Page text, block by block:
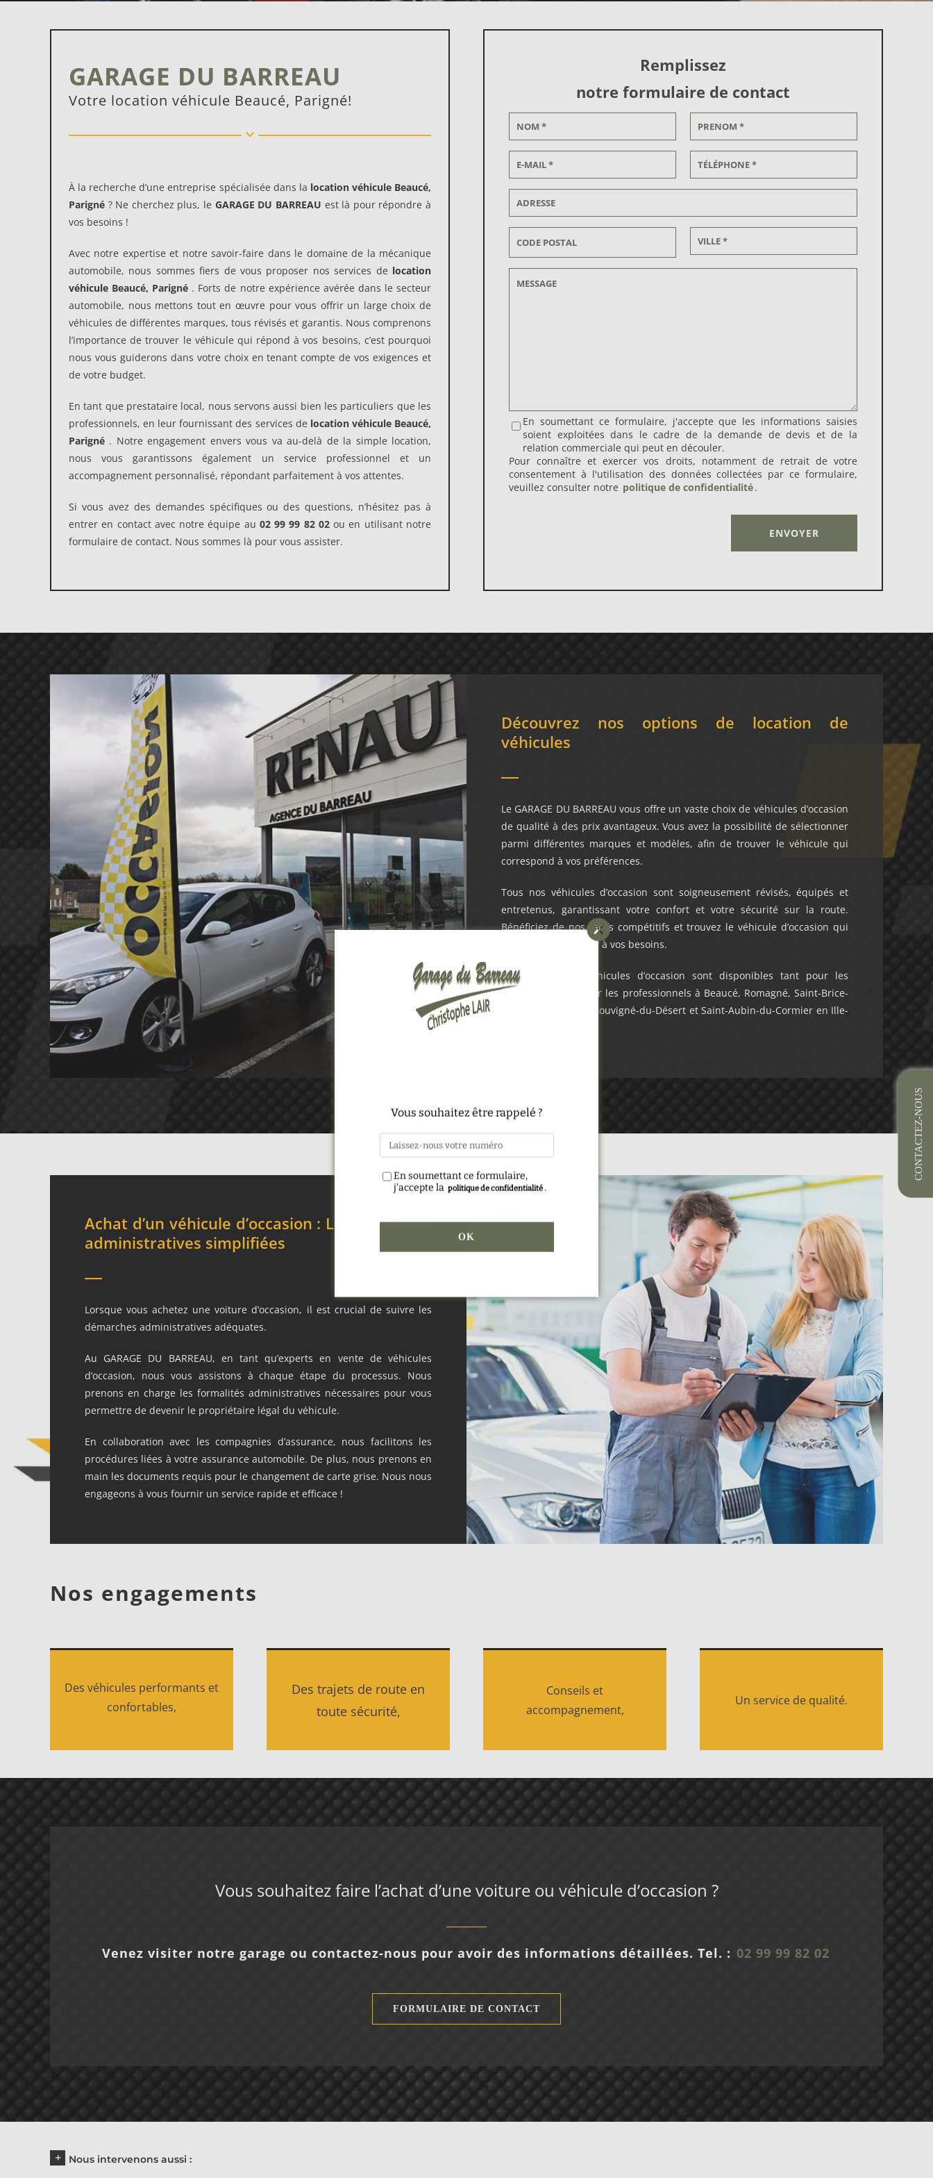
GARAGE DU BARREAU
Votre location véhicule Beaucé, Parigné!
À la recherche d’une entreprise spécialisée dans la location véhicule Beaucé,
Parigné ? Ne cherchez plus, le GARAGE DU BARREAU est là pour répondre à
vos besoins !
Avec notre expertise et notre savoir-faire dans le domaine de la mécanique
automobile, nous sommes fiers de vous proposer nos services de location
véhicule Beaucé, Parigné . Forts de notre expérience avérée dans le secteur
automobile, nous mettons tout en œuvre pour vous offrir un large choix de
véhicules de différentes marques, tous révisés et garantis. Nous comprenons
l’importance de trouver le véhicule qui répond à vos besoins, c’est pourquoi
nous vous guiderons dans votre choix en tenant compte de vos exigences et
de votre budget.
En tant que prestataire local, nous servons aussi bien les particuliers que les
professionnels, en leur fournissant des services de location véhicule Beaucé,
Parigné . Notre engagement envers vous va au-delà de la simple location,
nous vous garantissons également un service professionnel et un
accompagnement personnalisé, répondant parfaitement à vos attentes.
Si vous avez des demandes spécifiques ou des questions, n’hésitez pas à
entrer en contact avec notre équipe au 02 99 99 82 02ou en utilisant notre
formulaire de contact. Nous sommes là pour vous assister.
Remplissez
notre formulaire de contact
En soumettant ce formulaire, j'accepte que les informations saisies
soient exploitées dans le cadre de la demande de devis et de la
relation commerciale qui peut en découler.
Pour connaître et exercer vos droits, notamment de retrait de votre
consentement à l'utilisation des données collectées par ce formulaire,
veuillez consulter notre politique de confidentialité.
Découvrez nos options de location de
véhicules
Le GARAGE DU BARREAU vous offre un vaste choix de véhicules d’occasion
de qualité à des prix avantageux. Vous avez la possibilité de sélectionner
parmi différentes marques et modèles, afin de trouver le véhicule qui
correspond à vos préférences.
Tous nos véhicules d’occasion sont soigneusement révisés, équipés et
entretenus, garantissant votre confort et votre sécurité sur la route.
Bénéficiez de nos tarifs compétitifs et trouvez le véhicule d’occasion qui
répond parfaitement à vos besoins.
Nos voitures et véhicules d’occasion sont disponibles tant pour les
particuliers que pour les professionnels à Beaucé, Romagné, Saint-Brice-
en-Coglès, Parigné, Louvigné-du-Désert et Saint-Aubin-du-Cormier en Ille-
Achat d’un véhicule d’occasion : Les formalités
administratives simplifiées
Lorsque vous achetez une voiture d’occasion, il est crucial de suivre les
démarches administratives adéquates.
Au GARAGE DU BARREAU, en tant qu’experts en vente de véhicules
d’occasion, nous vous assistons à chaque étape du processus. Nous
prenons en charge les formalités administratives nécessaires pour vous
permettre de devenir le propriétaire légal du véhicule.
En collaboration avec les compagnies d’assurance, nous facilitons les
procédures liées à votre assurance automobile. De plus, nous prenons en
main les documents requis pour le changement de carte grise. Nous nous
engageons à vous fournir un service rapide et efficace !
Nos engagements
Des véhicules performants et
confortables,
Des trajets de route en
toute sécurité,
Conseils et
accompagnement,
Un service de qualité.
Vous souhaitez faire l’achat d’une voiture ou véhicule d’occasion ?
Venez visiter notre garage ou contactez-nous pour avoir des informations détaillées. Tel. : 02 99 99 82 02
FORMULAIRE DE CONTACT
Nous intervenons aussi :
CONTACTEZ-NOUS
Vous souhaitez être rappelé ?
En soumettant ce formulaire,
j'accepte la politique de confidentialité .